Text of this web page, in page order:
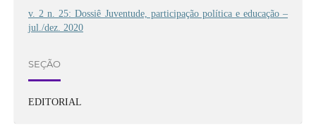
v. 2 n. 25: Dossiê Juventude, participação política e educação –
jul./dez. 2020
SEÇÃO
EDITORIAL